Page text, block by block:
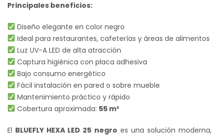
Principales beneficios:
Diseño elegante en color negro
Ideal para restaurantes, cafeterías y áreas de alimentos
Luz UV-A LED de alta atracción
Captura higiénica con placa adhesiva
Bajo consumo energético
Fácil instalación en pared o sobre mueble
Mantenimiento práctico y rápido
Cobertura aproximada: 55 m²
El BLUEFLY HEXA LED 25 negro es una solución moderna,